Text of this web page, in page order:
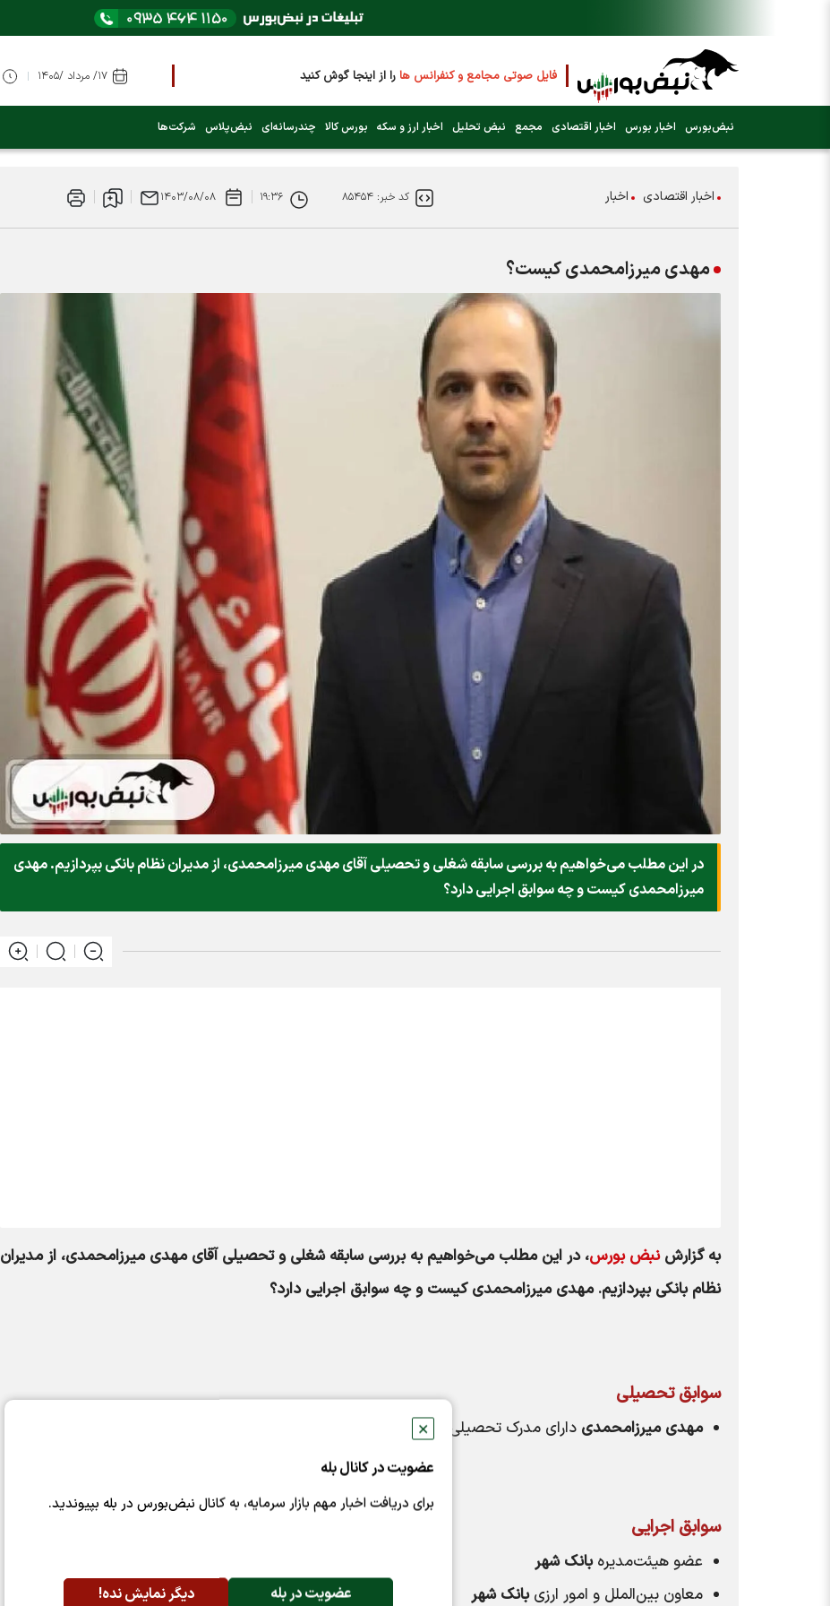
فایل صوتی مجامع و کنفرانس هارا از اینجا گوش کنید
عرضه اولیه بعدی کدام نماد است؟ (کلیک کنید) نبض‌بورس اخبار بورس اخبار اقتصادی مجمع نبض تحلیل اخبار ارز و سکه بورس کالا چندرسانه‌ای نبض‌پلاس شرکت‌ها
✕
عضویت در کانال بله
برای دریافت اخبار مهم بازار سرمایه، به کانال نبض‌بورس در بله بپیوندید.
عضویت در بله دیگر نمایش نده!
اخبار اقتصادی اخبار کد خبر: ۸۵۴۵۴ ۱۹:۳۶ ۱۴۰۳/۰۸/۰۸
مهدی میرزامحمدی کیست؟
در این مطلب می‌خواهیم به بررسی سابقه شغلی و تحصیلی آقای مهدی میرزامحمدی، از مدیران نظام بانکی بپردازیم. مهدی
میرزامحمدی کیست و چه سوابق اجرایی دارد؟
به گزارشنبض بورس، در این مطلب می‌خواهیم به بررسی سابقه شغلی و تحصیلی آقای مهدی میرزامحمدی، از مدیران
نظام بانکی بپردازیم. مهدی میرزامحمدی کیست و چه سوابق اجرایی دارد؟
سوابق تحصیلی
مهدی میرزامحمدی دارای مدرک تحصیلی دکترای تخصصی مدیریت
سوابق اجرایی
عضو هیئت‌مدیرهبانک شهر
معاون بین‌الملل و امور ارزیبانک شهر